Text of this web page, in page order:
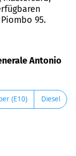
95.
Antonio
(E10) Diesel